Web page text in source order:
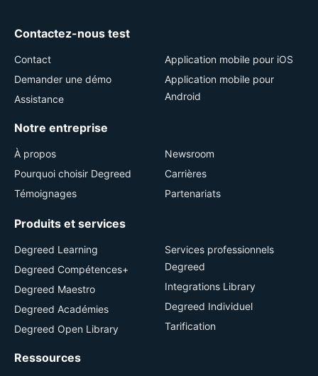
Contactez-nous test
Contact
Demander une démo
Assistance
Application mobile pour iOS
Application mobile pour
Android
Notre entreprise
À propos
Pourquoi choisir Degreed
Témoignages
Newsroom
Carrières
Partenariats
Produits et services
Degreed Learning
Degreed Compétences+
Degreed Maestro
Degreed Académies
Degreed Open Library
Services professionnels
Degreed
Integrations Library
Degreed Individuel
Tarification
Ressources